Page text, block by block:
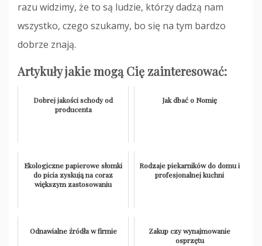
razu widzimy, że to są ludzie, którzy dadzą nam
wszystko, czego szukamy, bo się na tym bardzo
dobrze znają.
Artykuły jakie mogą Cię zainteresować:
Dobrej jakości schody od
producenta
Jak dbać o Nomię
Ekologiczne papierowe słomki
do picia zyskują na coraz
większym zastosowaniu
Rodzaje piekarników do domu i
profesjonalnej kuchni
Odnawialne źródła w firmie
Zakup czy wynajmowanie
osprzętu